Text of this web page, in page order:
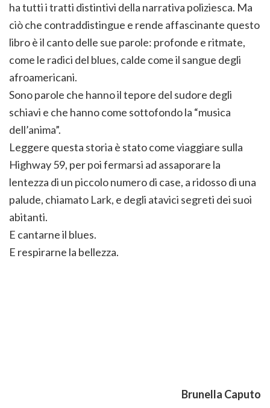
ha tutti i tratti distintivi della narrativa poliziesca. Ma
ciò che contraddistingue e rende affascinante questo
libro è il canto delle sue parole: profonde e ritmate,
come le radici del blues, calde come il sangue degli
afroamericani.
Sono parole che hanno il tepore del sudore degli
schiavi e che hanno come sottofondo la “musica
dell’anima”.
Leggere questa storia è stato come viaggiare sulla
Highway 59, per poi fermarsi ad assaporare la
lentezza di un piccolo numero di case, a ridosso di una
palude, chiamato Lark, e degli atavici segreti dei suoi
abitanti.
E cantarne il blues.
E respirarne la bellezza.
Brunella Caputo